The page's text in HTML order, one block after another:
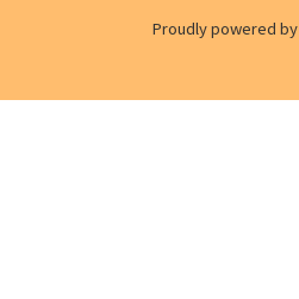
Proudly powered by